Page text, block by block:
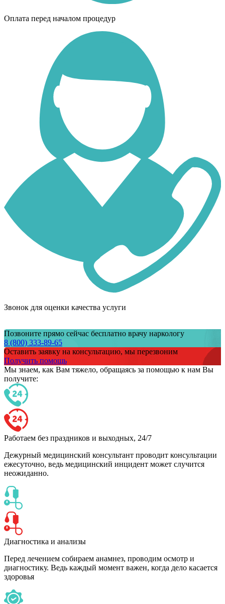
Оплата перед началом процедур
Звонок для оценки качества услуги
Позвоните прямо сейчас бесплатно врачу наркологу
8 (800) 333-89-65
Оставить заявку на консультацию, мы перезвоним
Получить помощь
Мы знаем, как Вам тяжело, обращаясь за помощью к нам Вы
получите:
Работаем без праздников и выходных, 24/7
Дежурный медицинский консультант проводит консультации
ежесуточно, ведь медицинский инцидент может случится
неожиданно.
Диагностика и анализы
Перед лечением собираем анамнез, проводим осмотр и
диагностику. Ведь каждый момент важен, когда дело касается
здоровья